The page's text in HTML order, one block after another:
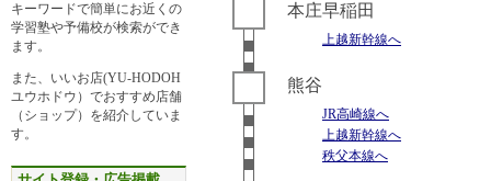
キーワードで簡単にお近くの
学習塾や予備校が検索ができ
ます。
また、いいお店(YU-HODOH
ユウホドウ）でおすすめ店舗
（ショップ）を紹介していま
す。
本庄早稲田
上越新幹線へ
熊谷
JR高崎線へ
上越新幹線へ
秩父本線へ